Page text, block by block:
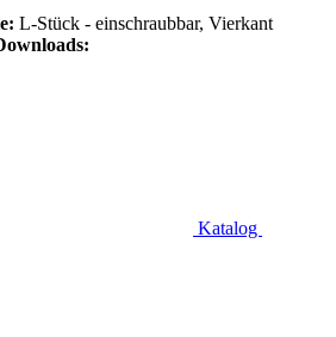
L-Stück - einschraubbar, Vierkant
Katalog